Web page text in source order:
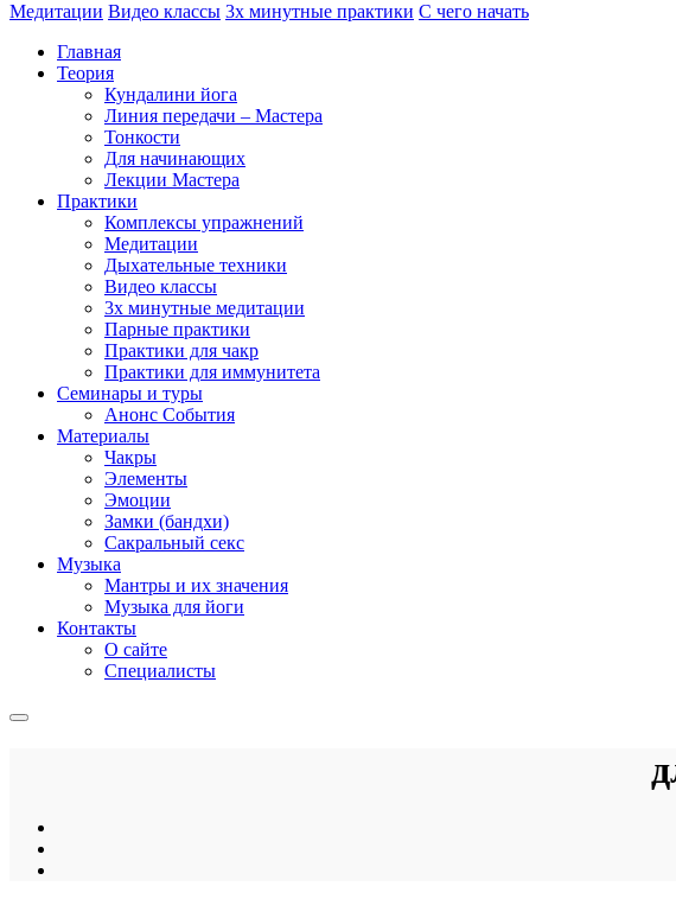
Медитации Видео классы 3х минутные практики С чего начать
Главная
Теория
Кундалини йога
Линия передачи – Мастера
Тонкости
Для начинающих
Лекции Мастера
Практики
Комплексы упражнений
Медитации
Дыхательные техники
Видео классы
3х минутные медитации
Парные практики
Практики для чакр
Практики для иммунитета
Семинары и туры
Анонс События
Материалы
Чакры
Элементы
Эмоции
Замки (бандхи)
Сакральный секс
Музыка
Мантры и их значения
Музыка для йоги
Контакты
О сайте
Специалисты